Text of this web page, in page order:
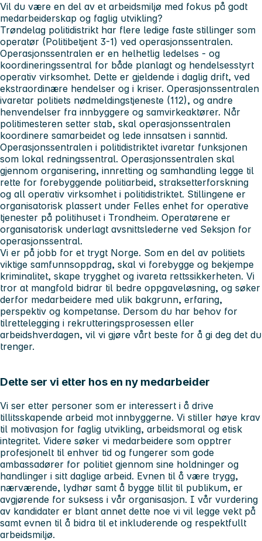
Vil du være en del av et arbeidsmiljø med fokus på godt
medarbeiderskap og faglig utvikling?
Trøndelag politidistrikt har flere ledige faste stillinger som
operatør (Politibetjent 3-1) ved operasjonssentralen.
Operasjonssentralen er en helhetlig ledelses - og
koordineringssentral for både planlagt og hendelsesstyrt
operativ virksomhet. Dette er gjeldende i daglig drift, ved
ekstraordinære hendelser og i kriser. Operasjonssentralen
ivaretar politiets nødmeldingstjeneste (112), og andre
henvendelser fra innbyggere og samvirkeaktører. Når
politimesteren setter stab, skal operasjonssentralen
koordinere samarbeidet og lede innsatsen i sanntid.
Operasjonssentralen i politidistriktet ivaretar funksjonen
som lokal redningssentral. Operasjonssentralen skal
gjennom organisering, innretting og samhandling legge til
rette for forebyggende politiarbeid, straksetterforskning
og all operativ virksomhet i politidistriktet. Stillingene er
organisatorisk plassert under Felles enhet for operative
tjenester på politihuset i Trondheim. Operatørene er
organisatorisk underlagt avsnittslederne ved Seksjon for
operasjonssentral.
Vi er på jobb for et trygt Norge. Som en del av politiets
viktige samfunnsoppdrag, skal vi forebygge og bekjempe
kriminalitet, skape trygghet og ivareta rettssikkerheten. Vi
tror at mangfold bidrar til bedre oppgaveløsning, og søker
derfor medarbeidere med ulik bakgrunn, erfaring,
perspektiv og kompetanse. Dersom du har behov for
tilrettelegging i rekrutteringsprosessen eller
arbeidshverdagen, vil vi gjøre vårt beste for å gi deg det du
trenger.
Dette ser vi etter hos en ny medarbeider
Vi ser etter personer som er interessert i å drive
tillitsskapende arbeid mot innbyggerne. Vi stiller høye krav
til motivasjon for faglig utvikling, arbeidsmoral og etisk
integritet. Videre søker vi medarbeidere som opptrer
profesjonelt til enhver tid og fungerer som gode
ambassadører for politiet gjennom sine holdninger og
handlinger i sitt daglige arbeid. Evnen til å være trygg,
nærværende, lydhør samt å bygge tillit til publikum, er
avgjørende for suksess i vår organisasjon. I vår vurdering
av kandidater er blant annet dette noe vi vil legge vekt på
samt evnen til å bidra til et inkluderende og respektfullt
arbeidsmiljø.